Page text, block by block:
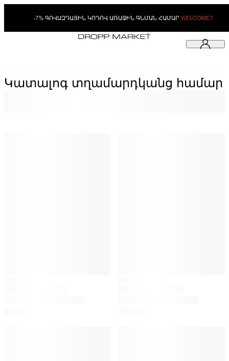
-7% ԳՈՎԱԶԴԱՅԻՆ ԿՈԴՈՎ ԱՌԱՋԻՆ ԳՆՄԱՆ ՀԱՄԱՐ WELCOME7
Կատալոգ տղամարդկանց համար